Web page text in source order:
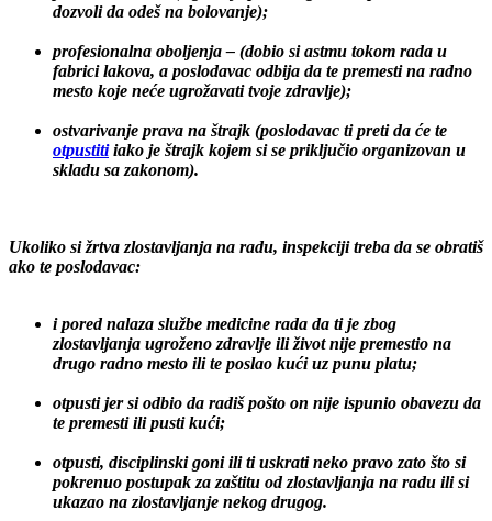
povrede na radu (cigla ti je pala na glavu, a poslodavac ti ne
profesionalna oboljenja – (dobio si astmu tokom rada u
fabrici lakova, a poslodavac odbija da te premesti na radno
ostvarivanje prava na štrajk (poslodavac ti preti da će te
otpustitiiako je štrajk kojem si se priključio organizovan u
Ukoliko si žrtva zlostavljanja na radu, inspekciji treba da se obratiš
i pored nalaza službe medicine rada da ti je zbog
zlostavljanja ugroženo zdravlje ili život nije premestio na
otpusti jer si odbio da radiš pošto on nije ispunio obavezu da
otpusti, disciplinski goni ili ti uskrati neko pravo zato što si
pokrenuo postupak za zaštitu od zlostavljanja na radu ili si